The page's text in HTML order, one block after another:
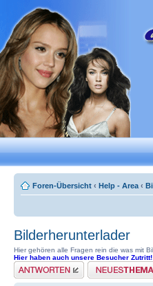
Foren-Übersicht ‹ Help - Area ‹
Bilderherunterlader
Hier gehören alle Fragen rein die was mit
Hier haben auch unsere Besucher
Antwort erstellen Neues Thema